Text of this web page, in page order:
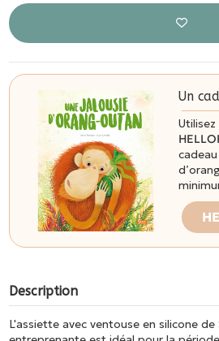
Un
Description
L'assiette avec ventouse en silicone de